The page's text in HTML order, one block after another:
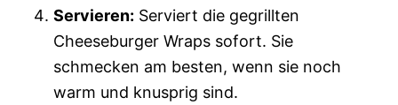
Servieren: Serviert die gegrillten
Cheeseburger Wraps sofort. Sie
schmecken am besten, wenn sie noch
warm und knusprig sind.